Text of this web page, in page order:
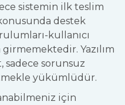
sistemin ilk teslim
destek
kullanıcı
Yazılım
sadece sorunsuz
yükümlüdür.
için